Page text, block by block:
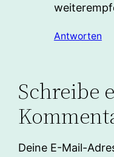
Antworten
Schreibe
Deine E-Mail-